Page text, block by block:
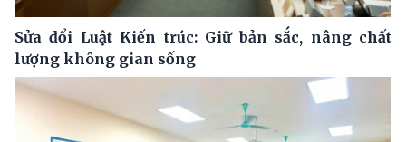
Sửa đổi Luật Kiến trúc: Giữ bản sắc, nâng chất
lượng không gian sống